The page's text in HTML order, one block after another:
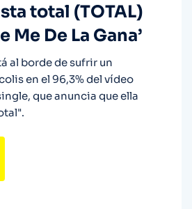
total (TOTAL)
Me De La Gana’
al borde de sufrir un
en el 96,3% del vídeo
que anuncia que ella